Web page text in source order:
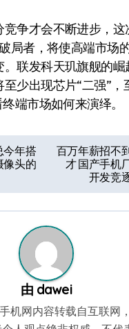
争才会不断进步，这
局者，将使高端市场
联发科天玑旗舰的崛
少出现芯片“二强”，
端市场如何来演绎。
今年搭
像头的
百万年薪招不
才 国产手机
开发竞
由 dawei
手机网内容转载自互联网